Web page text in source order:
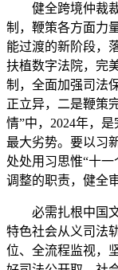
健全跨境仲裁裁
制，鞭策各方面力
能过渡的新阶段，
扶植数字法院，完
制，全面加强司法
正立异，二是鞭策
情”中，2024年，
最大劣势。要以习
处处用习思惟“十
调整的职责，健全
必需扎根中国文
特色社会从义司法
位、全流程监视，